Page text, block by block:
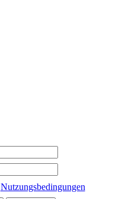
Nutzungsbedingungen